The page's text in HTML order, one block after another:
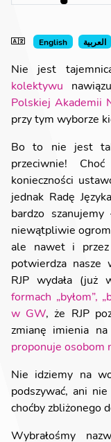
English العربية
Nie jest
kolektywu
Polskiej Akademii
przy tym wyborze
Bo to nie jest
przeciwnie!
konieczności
jednak Radę
bardzo
niewątpliwie
ale nawet i
potwierdza nasze
RJP wydała (już
formach „byłom”,
w GW , że RJP
zmianę imienia
proponuje osobom
Nie idziemy na
podszywać, ani
choćby zbliżonego
Wybrałośmy